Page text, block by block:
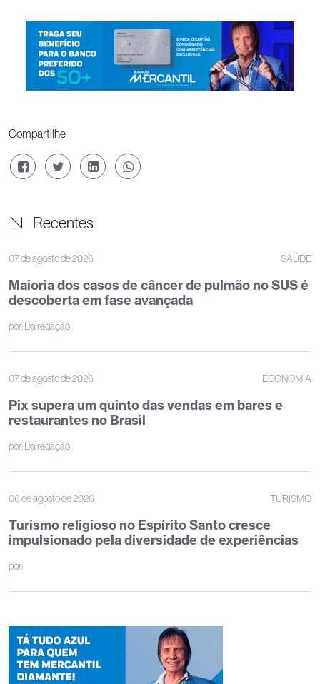
Compartilhe
Recentes
07 de agosto de 2026 SAÚDE
Maioria dos casos de câncer de pulmão no SUS é
descoberta em fase avançada
por:Da redação
07 de agosto de 2026 ECONOMIA
Pix supera um quinto das vendas em bares e
restaurantes no Brasil
por:Da redação
06 de agosto de 2026 TURISMO
Turismo religioso no Espírito Santo cresce
impulsionado pela diversidade de experiências
por: